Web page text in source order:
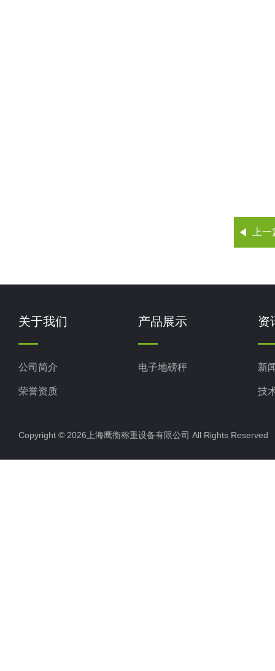
上
关于我们
公司简介
荣誉资质
产品展示
电子地磅秤
资
新
技
Copyright © 2026上海鹰衡称重设备有限公司 All Rights